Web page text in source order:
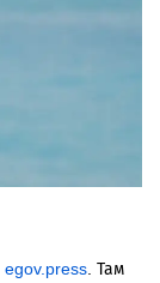
egov.press. Там